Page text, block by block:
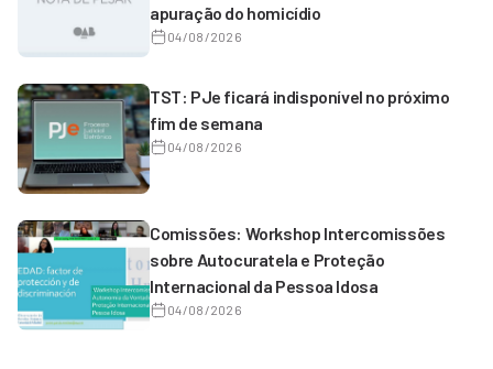
apuração do homicídio
04/08/2026
TST: PJe ficará indisponível no próximo
fim de semana
04/08/2026
Comissões: Workshop Intercomissões
sobre Autocuratela e Proteção
Internacional da Pessoa Idosa
04/08/2026